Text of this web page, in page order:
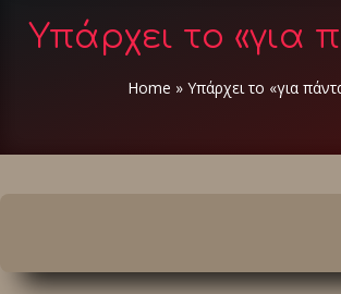
Υπάρχει το «για
Home » Υπάρχει το «για